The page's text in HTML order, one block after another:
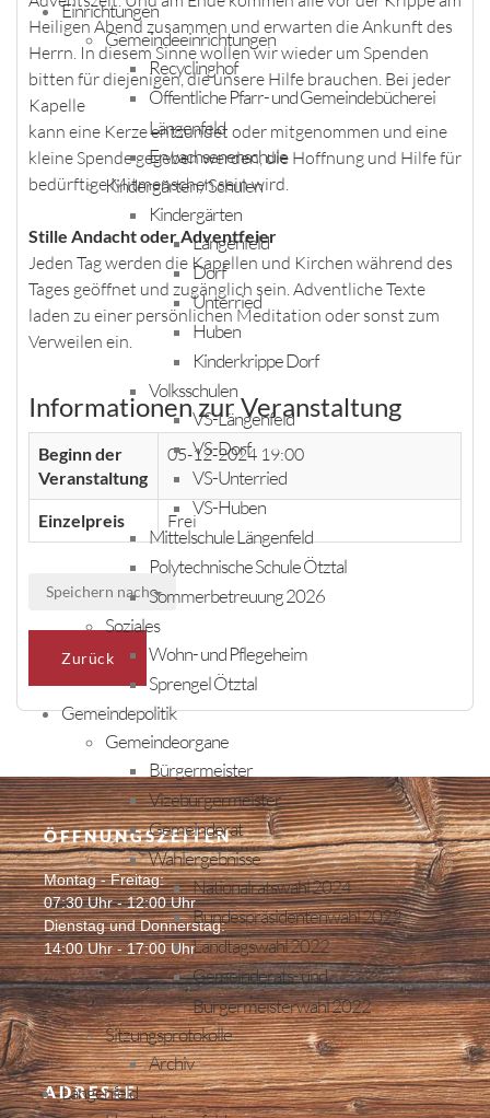
Einrichtungen
Gemeindeeinrichtungen
Recyclinghof
Öffentliche Pfarr- und Gemeindebücherei
Längenfeld
Erwachsenenschule
Kindergärten / Schulen
Kindergärten
Längenfeld
Dorf
Unterried
Huben
Kinderkrippe Dorf
Volksschulen
VS-Längenfeld
VS-Dorf
VS-Unterried
VS-Huben
Mittelschule Längenfeld
Polytechnische Schule Ötztal
Sommerbetreuung 2026
Soziales
Wohn- und Pflegeheim
Sprengel Ötztal
Gemeindepolitik
Gemeindeorgane
Bürgermeister
Vizebürgermeister
Gemeinderat
Wahlergebnisse
Nationalratswahl 2024
Bundespräsidentenwahl 2022
Landtagswahl 2022
Gemeinderats- und
Bürgermeisterwahl 2022
Sitzungsprotokolle
Archiv
Längenfeld
Heiligen Abend zusammen und erwarten die Ankunft des
Herrn. In diesem Sinne wollen wir wieder um Spenden
bitten für diejenigen, die unsere Hilfe brauchen. Bei jeder
Kapelle
kann eine Kerze entzündet oder mitgenommen und eine
kleine Spende gegeben werden, die Hoffnung und Hilfe für
bedürftige Mitmenschen sein wird.
Stille Andacht oder Adventfeier
Jeden Tag werden die Kapellen und Kirchen während des
Tages geöffnet und zugänglich sein. Adventliche Texte
laden zu einer persönlichen Meditation oder sonst zum
Verweilen ein.
Informationen zur Veranstaltung
Beginn der
Veranstaltung
05-12-2024 19:00
Einzelpreis Frei
Speichern nach
Zurück
ÖFFNUNGSZEITEN
Montag - Freitag:
07:30 Uhr - 12:00 Uhr
Dienstag und Donnerstag:
14:00 Uhr - 17:00 Uhr
ADRESSE